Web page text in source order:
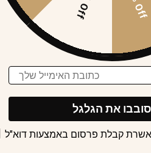
Email
סובבו את הגלגל
קבלת פרסום באמצעות דוא"ל